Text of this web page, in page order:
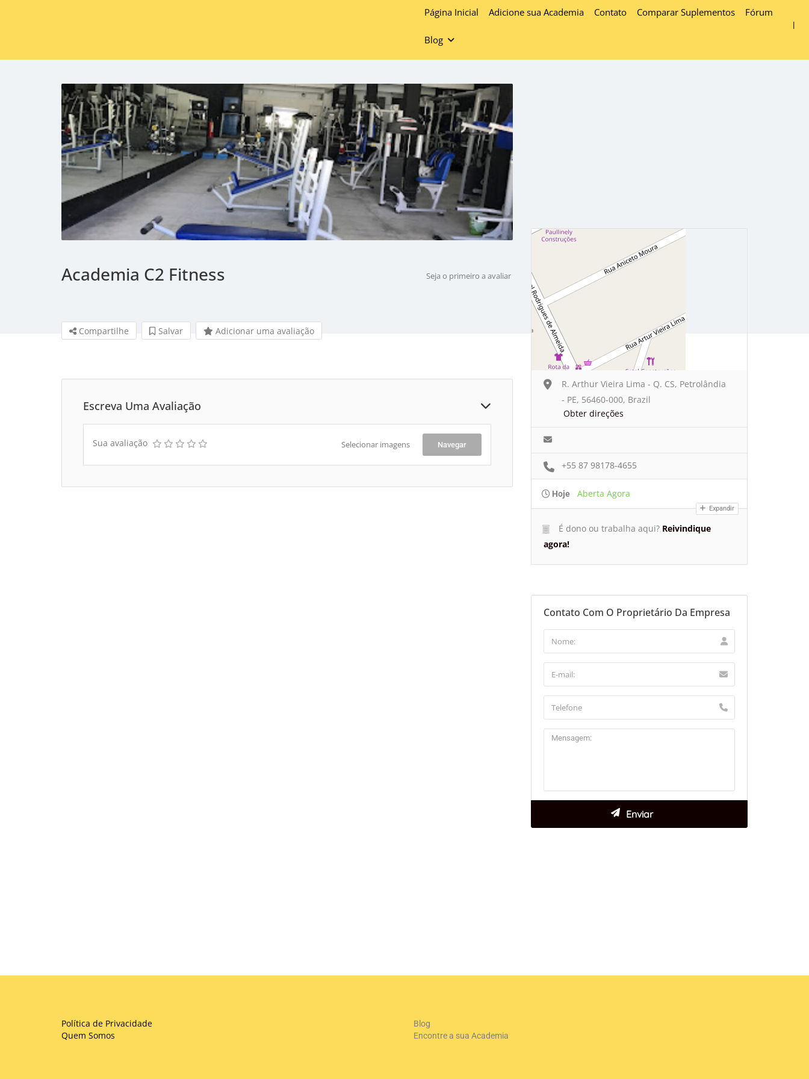
Página Inicial Adicione sua Academia Contato Comparar Suplementos Fórum
Blog
Academia C2 Fitness Seja o primeiro a avaliar
Compartilhe Salvar Adicionar uma avaliação
Escreva Uma Avaliação
Sua avaliação Selecionar imagens Navegar
R. Arthur Vieira Lima - Q. CS, Petrolândia
- PE, 56460-000, Brazil
Obter direções
+55 87 98178-4655
Hoje Aberta Agora
Expandir
É dono ou trabalha aqui? Reivindique
agora!
Contato Com O Proprietário Da Empresa
Política de Privacidade
Quem Somos
Blog
Encontre a sua Academia